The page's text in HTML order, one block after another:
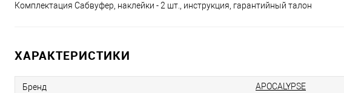
Комплектация Сабвуфер, наклейки - 2 шт., инструкция, гарантийный талон
ХАРАКТЕРИСТИКИ
Бренд APOCALYPSE